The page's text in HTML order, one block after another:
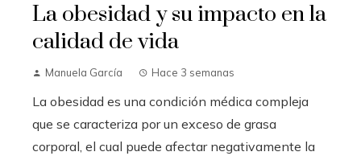
La obesidad y su impacto en la
calidad de vida
Manuela García Hace 3 semanas
La obesidad es una condición médica compleja
que se caracteriza por un exceso de grasa
corporal, el cual puede afectar negativamente la